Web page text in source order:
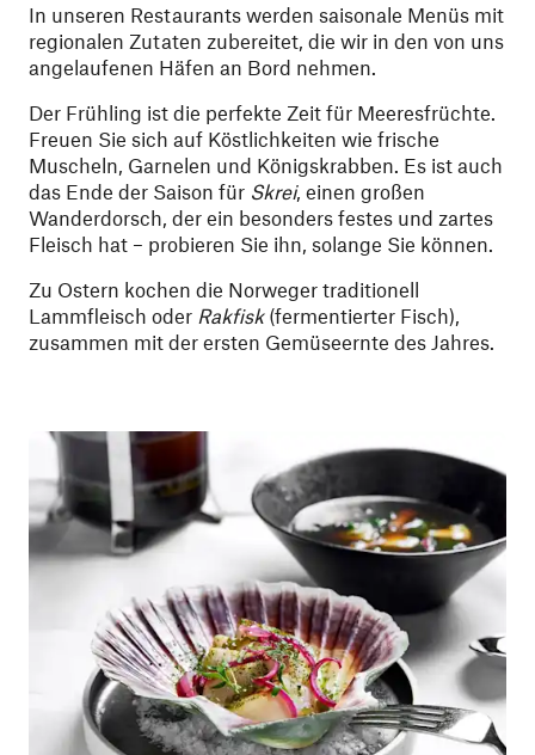
In unseren Restaurants werden saisonale Menüs mit
regionalen Zutaten zubereitet, die wir in den von uns
angelaufenen Häfen an Bord nehmen.
Der Frühling ist die perfekte Zeit für Meeresfrüchte.
Freuen Sie sich auf Köstlichkeiten wie frische
Muscheln, Garnelen und Königskrabben. Es ist auch
das Ende der Saison für Skrei, einen großen
Wanderdorsch, der ein besonders festes und zartes
Fleisch hat – probieren Sie ihn, solange Sie können.
Zu Ostern kochen die Norweger traditionell
Lammfleisch oder Rakfisk(fermentierter Fisch),
zusammen mit der ersten Gemüseernte des Jahres.